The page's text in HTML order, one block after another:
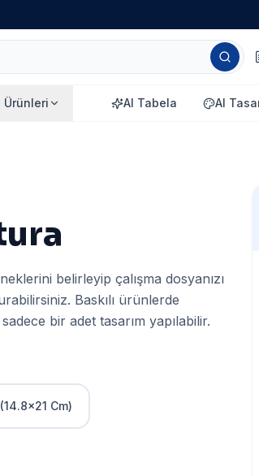
Ürünleri AI Tabela AI
belirleyip çalışma dosyanızı
Baskılı ürünlerde
bir adet tasarım yapılabilir.
Cm)